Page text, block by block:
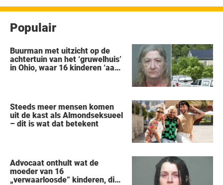
Populair
Buurman met uitzicht op de
achtertuin van het ‘gruwelhuis’
in Ohio, waar 16 kinderen ‘aan
Steeds meer mensen komen
uit de kast als Almondseksueel
– dit is wat dat betekent
Advocaat onthult wat de
moeder van 16
„verwaarloosde” kinderen, die